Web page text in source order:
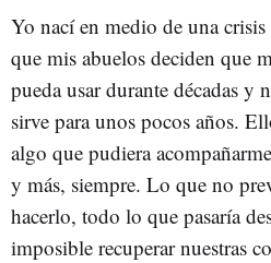
Yo nací en medio de una
que mis abuelos deciden que
pueda usar durante décadas y
sirve para unos pocos años.
algo que pudiera
y más, siempre. Lo que no
hacerlo, todo lo que pasaría
imposible recuperar nuestras